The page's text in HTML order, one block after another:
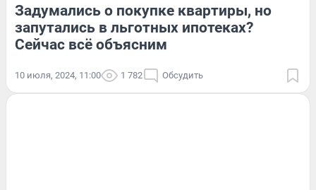
Задумались о покупке квартиры, но
запутались в льготных ипотеках?
Сейчас всё объясним
10 июля, 2024, 11:00 1 782 Обсудить